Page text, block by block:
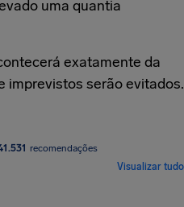
uma quantia
exatamente da
imprevistos serão evitados.
recomendações
Visualizar tudo